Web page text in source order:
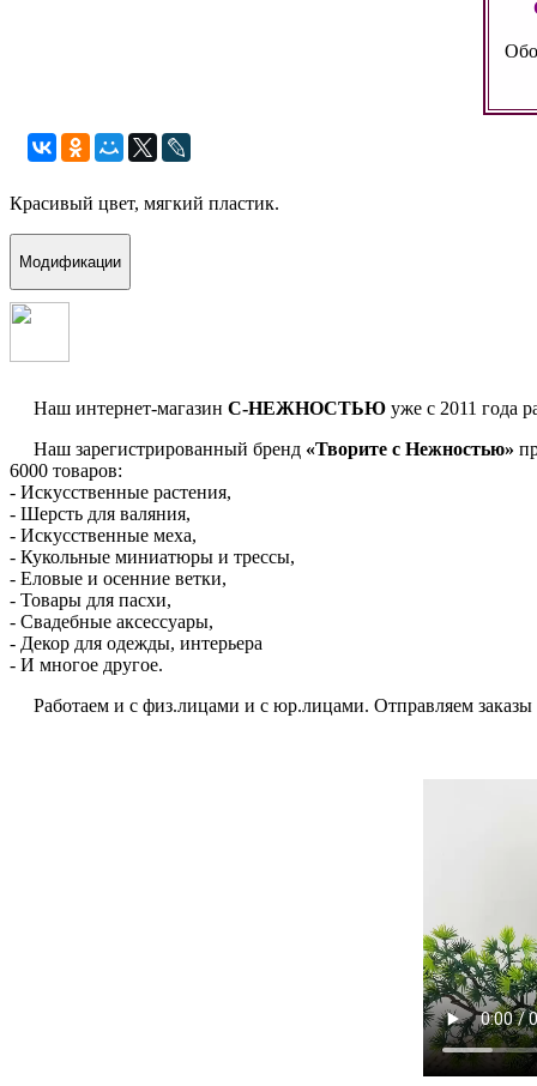
Красивый цвет, мягкий пластик.
Модификации
Наш интернет-магазин С-НЕЖНОСТЬЮ уже с 2011 года
Наш зарегистрированный бренд «Творите с Нежностью»
6000 товаров:
- Искусственные растения,
- Шерсть для валяния,
- Искусственные меха,
- Кукольные миниатюры и трессы,
- Еловые и осенние ветки,
- Товары для пасхи,
- Свадебные аксессуары,
- Декор для одежды, интерьера
- И многое другое.
Работаем и с физ.лицами и с юр.лицами. Отправляем заказы